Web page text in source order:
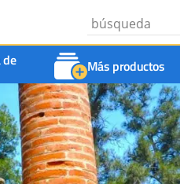
de Más productos